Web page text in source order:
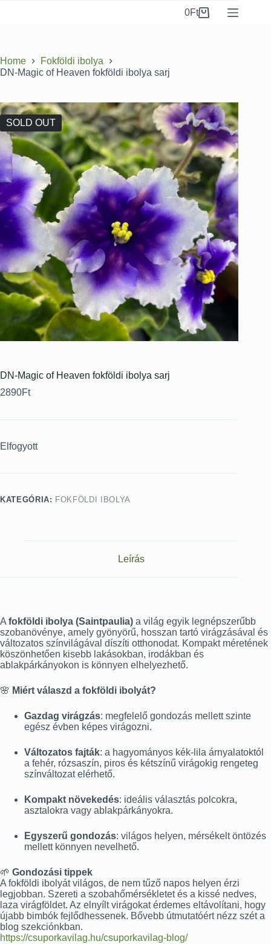
0Ft
Home
Fokföldi ibolya
DN-Magic of Heaven fokföldi ibolya sarj
SOLD OUT
DN-Magic of Heaven fokföldi ibolya sarj
2890Ft
Elfogyott
KATEGÓRIA: FOKFÖLDI IBOLYA
Leírás
A fokföldi ibolya (Saintpaulia) a világ egyik legnépszerűbb
szobanövénye, amely gyönyörű, hosszan tartó virágzásával és
változatos színvilágával díszíti otthonodat. Kompakt méretének
köszönhetően kisebb lakásokban, irodákban és
ablakpárkányokon is könnyen elhelyezhető.
🌸 Miért válaszd a fokföldi ibolyát?
Gazdag virágzás: megfelelő gondozás mellett szinte
egész évben képes virágozni.
Változatos fajták: a hagyományos kék-lila árnyalatoktól
a fehér, rózsaszín, piros és kétszínű virágokig rengeteg
színváltozat elérhető.
Kompakt növekedés: ideális választás polcokra,
asztalokra vagy ablakpárkányokra.
Egyszerű gondozás: világos helyen, mérsékelt öntözés
mellett könnyen nevelhető.
🌱 Gondozási tippek
A fokföldi ibolyát világos, de nem tűző napos helyen érzi
legjobban. Szereti a szobahőmérsékletet és a kissé nedves,
laza virágföldet. Az elnyílt virágokat érdemes eltávolítani, hogy
újabb bimbók fejlődhessenek. Bővebb útmutatóért nézz szét a
blog szekciónkban.
https://csuporkavilag.hu/csuporkavilag-blog/